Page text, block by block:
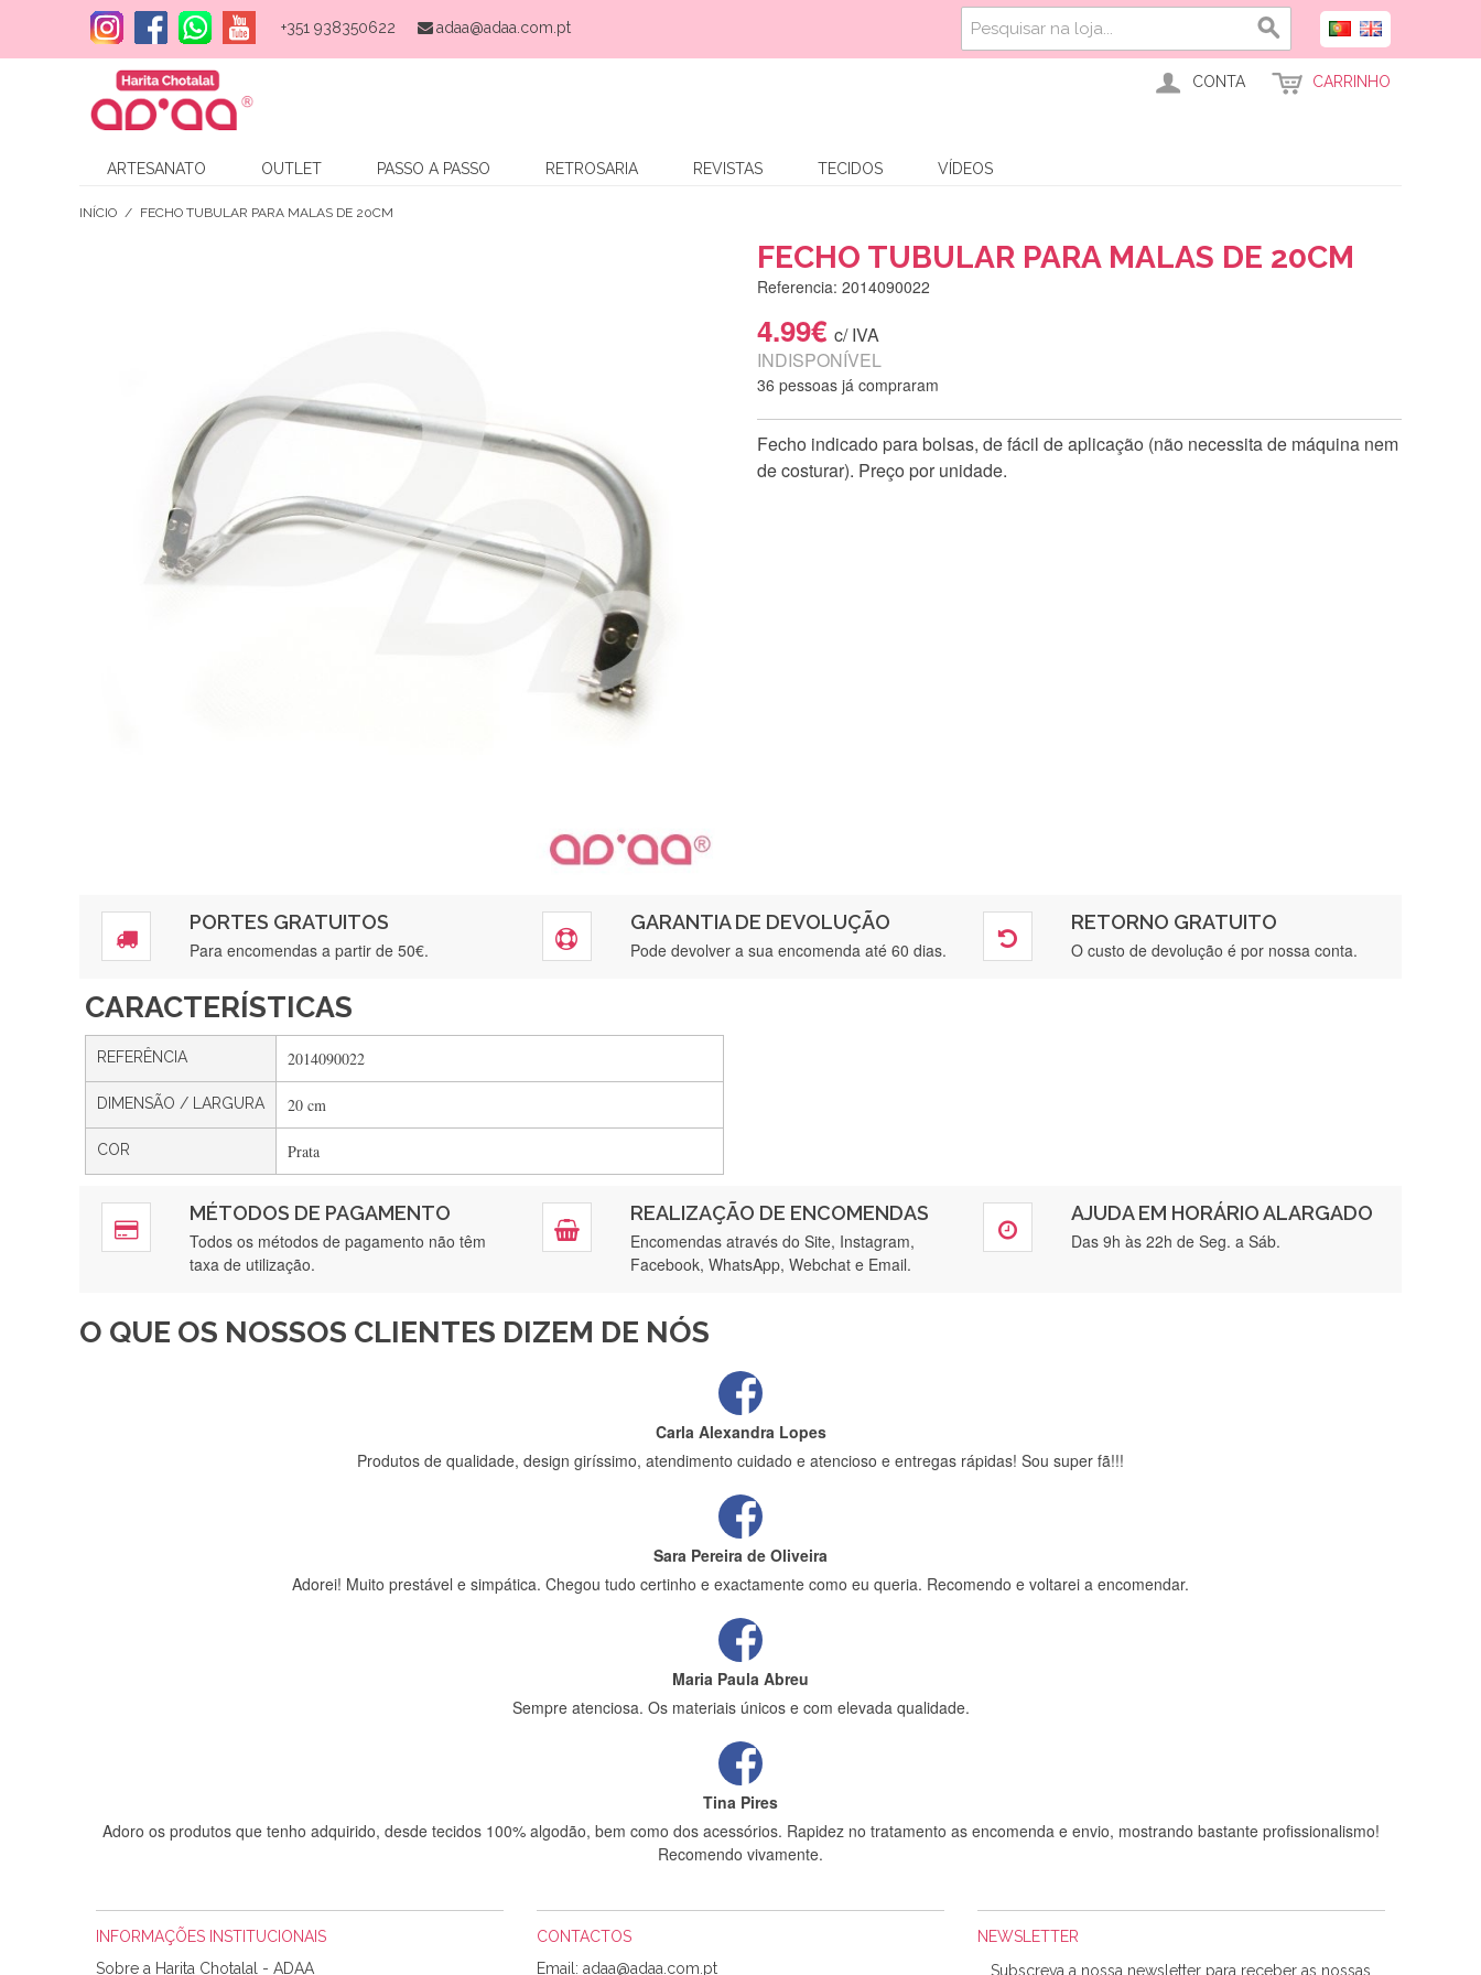
+351 938350622 adaa@adaa.com.pt
CONTA CARRINHO
ARTESANATO OUTLET PASSO A PASSO RETROSARIA REVISTAS TECIDOS VÍDEOS
INÍCIO / FECHO TUBULAR PARA MALAS DE 20CM
FECHO TUBULAR PARA MALAS DE 20CM
Referencia: 2014090022
4.99€ c/ IVA
INDISPONÍVEL
36 pessoas já compraram
Fecho indicado para bolsas, de fácil de aplicação (não necessita de máquina nem
de costurar). Preço por unidade.
PORTES GRATUITOS
Para encomendas a partir de 50€.
GARANTIA DE DEVOLUÇÃO
Pode devolver a sua encomenda até 60 dias.
RETORNO GRATUITO
O custo de devolução é por nossa conta.
CARACTERÍSTICAS
REFERÊNCIA 2014090022
DIMENSÃO / LARGURA 20 cm
COR Prata
MÉTODOS DE PAGAMENTO
Todos os métodos de pagamento não têm
taxa de utilização.
REALIZAÇÃO DE ENCOMENDAS
Encomendas através do Site, Instagram,
Facebook, WhatsApp, Webchat e Email.
AJUDA EM HORÁRIO ALARGADO
Das 9h às 22h de Seg. a Sáb.
O QUE OS NOSSOS CLIENTES DIZEM DE NÓS
Encomenda direitinha. Rapidez e segurança. Volto a encomendar.
Gostei ,Serviço bastante rápido. recomendo
Rápido, atendimento 5*. Hoje chegará a segunda encomenda feita de muitas certamente❤️
Recebi a minha encomenda, rápida entrega e vinha muito bem protegida para o transporte, muito obrigada , serviço 5 estrelas
Carla Alexandra Lopes
Produtos de qualidade, design giríssimo, atendimento cuidado e atencioso e entregas rápidas! Sou super fã!!!
Sara Pereira de Oliveira
Adorei! Muito prestável e simpática. Chegou tudo certinho e exactamente como eu queria. Recomendo e voltarei a encomendar.
Maria Paula Abreu
Sempre atenciosa. Os materiais únicos e com elevada qualidade.
Tina Pires
Adoro os produtos que tenho adquirido, desde tecidos 100% algodão, bem como dos acessórios. Rapidez no tratamento as encomenda e envio, mostrando bastante profissionalismo!
Recomendo vivamente.
Sílvia Maria Bernardino Mestre
INFORMAÇÕES INSTITUCIONAIS
Sobre a Harita Chotalal - ADAA
CONTACTOS
Email:
NEWSLETTER
Subscreva a nossa newsletter para receber as nossas